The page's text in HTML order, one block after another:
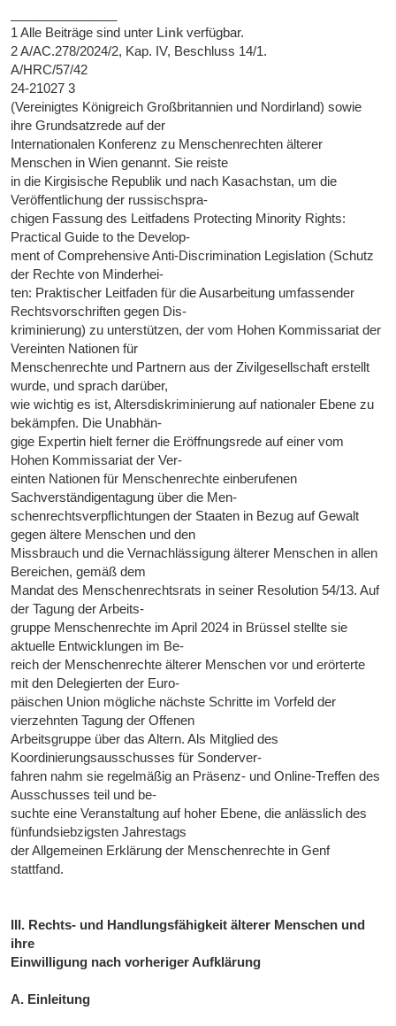
1 Alle Beiträge sind unter Link verfügbar.
2 A/AC.278/2024/2, Kap. IV, Beschluss 14/1.
A/HRC/57/42
24-21027 3
(Vereinigtes Königreich Großbritannien und Nordirland) sowie
ihre Grundsatzrede auf der
Internationalen Konferenz zu Menschenrechten älterer
Menschen in Wien genannt. Sie reiste
in die Kirgisische Republik und nach Kasachstan, um die
Veröffentlichung der russischspra-
chigen Fassung des Leitfadens Protecting Minority Rights:
Practical Guide to the Develop-
ment of Comprehensive Anti-Discrimination Legislation (Schutz
der Rechte von Minderhei-
ten: Praktischer Leitfaden für die Ausarbeitung umfassender
Rechtsvorschriften gegen Dis-
kriminierung) zu unterstützen, der vom Hohen Kommissariat der
Vereinten Nationen für
Menschenrechte und Partnern aus der Zivilgesellschaft erstellt
wurde, und sprach darüber,
wie wichtig es ist, Altersdiskriminierung auf nationaler Ebene zu
bekämpfen. Die Unabhän-
gige Expertin hielt ferner die Eröffnungsrede auf einer vom
Hohen Kommissariat der Ver-
einten Nationen für Menschenrechte einberufenen
Sachverständigentagung über die Men-
schenrechtsverpflichtungen der Staaten in Bezug auf Gewalt
gegen ältere Menschen und den
Missbrauch und die Vernachlässigung älterer Menschen in allen
Bereichen, gemäß dem
Mandat des Menschenrechtsrats in seiner Resolution 54/13. Auf
der Tagung der Arbeits-
gruppe Menschenrechte im April 2024 in Brüssel stellte sie
aktuelle Entwicklungen im Be-
reich der Menschenrechte älterer Menschen vor und erörterte
mit den Delegierten der Euro-
päischen Union mögliche nächste Schritte im Vorfeld der
vierzehnten Tagung der Offenen
Arbeitsgruppe über das Altern. Als Mitglied des
Koordinierungsausschusses für Sonderver-
fahren nahm sie regelmäßig an Präsenz- und Online-Treffen des
Ausschusses teil und be-
suchte eine Veranstaltung auf hoher Ebene, die anlässlich des
fünfundsiebzigsten Jahrestags
der Allgemeinen Erklärung der Menschenrechte in Genf
stattfand.
III. Rechts- und Handlungsfähigkeit älterer Menschen und
ihre
Einwilligung nach vorheriger Aufklärung
A. Einleitung